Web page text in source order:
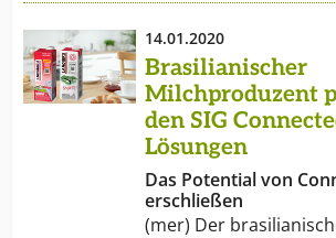
14.01.2020
Brasilianischer
Milchproduzent
den SIG
Lösungen
Das Potential von
erschließen
(mer) Der